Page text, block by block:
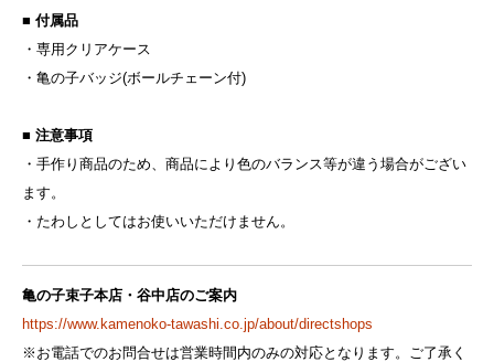
■ 付属品
・専用クリアケース
・亀の子バッジ(ボールチェーン付)
■ 注意事項
・手作り商品のため、商品により色のバランス等が違う場合がござい
ます。
・たわしとしてはお使いいただけません。
亀の子束子本店・谷中店のご案内
https://www.kamenoko-tawashi.co.jp/about/directshops
※お電話でのお問合せは営業時間内のみの対応となります。ご了承く